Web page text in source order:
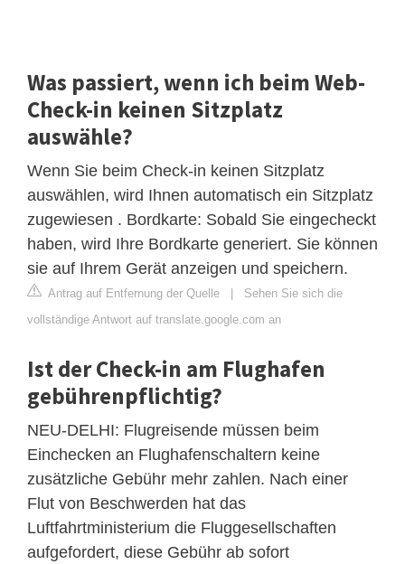
Was passiert, wenn ich beim Web-
Check-in keinen Sitzplatz
auswähle?
Wenn Sie beim Check-in keinen Sitzplatz
auswählen, wird Ihnen automatisch ein Sitzplatz
zugewiesen . Bordkarte: Sobald Sie eingecheckt
haben, wird Ihre Bordkarte generiert. Sie können
sie auf Ihrem Gerät anzeigen und speichern.
Antrag auf Entfernung der Quelle | Sehen Sie sich die
vollständige Antwort auf translate.google.com an
Ist der Check-in am Flughafen
gebührenpflichtig?
NEU-DELHI: Flugreisende müssen beim
Einchecken an Flughafenschaltern keine
zusätzliche Gebühr mehr zahlen. Nach einer
Flut von Beschwerden hat das
Luftfahrtministerium die Fluggesellschaften
aufgefordert, diese Gebühr ab sofort